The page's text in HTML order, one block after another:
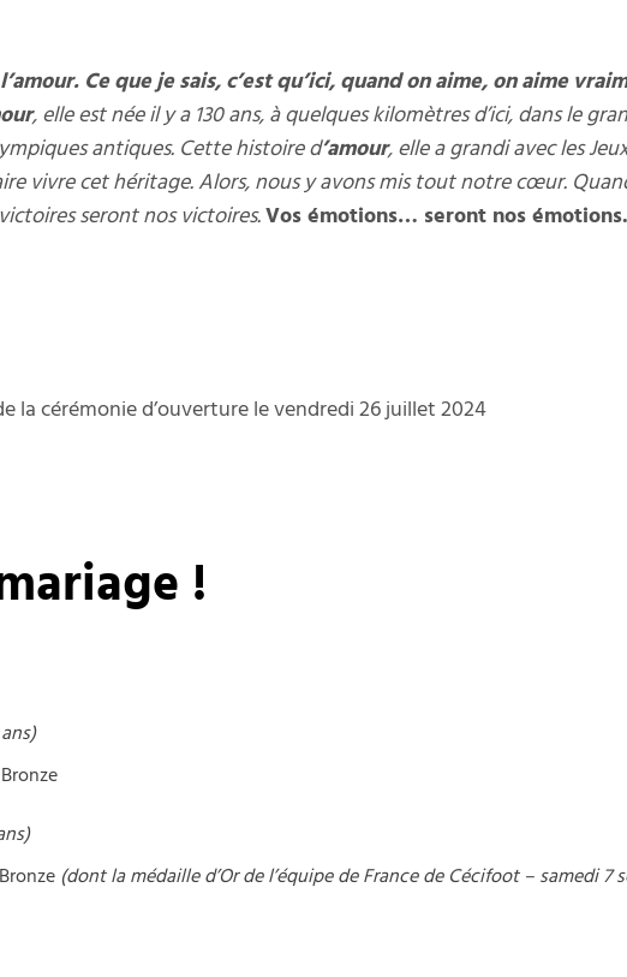
Ce que je sais, c’est qu’ici, quand on aime, on aime
, elle est née il y a 130 ans, à quelques kilomètres d’ici, dans le
antiques. Cette histoire d’amour, elle a grandi avec les
vivre cet héritage. Alors, nous y avons mis tout notre cœur.
seront nos victoires.Vos émotions… seront nos
la cérémonie d’ouverture le vendredi 26 juillet 2024
!
Bronze
Bronze (dont la médaille d’Or de l’équipe de France de Cécifoot – samedi 7